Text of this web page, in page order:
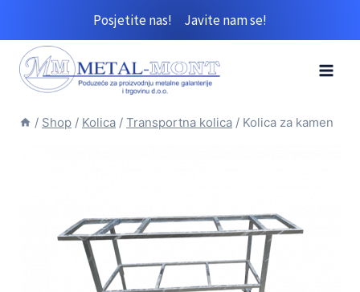
content
Posjetite nas! Javite nam se!
/ Shop / Kolica / Transportna kolica / Kolica za kamen